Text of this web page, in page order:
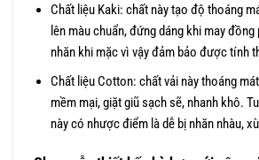
Chất liệu Kaki: chất này tạo độ thoáng
lên màu chuẩn, đứng dáng khi may
nhăn khi mặc vì vậy đảm bảo được tính
Chất liệu Cotton: chất vải này thoáng
mềm mại, giặt giũ sạch sẽ, nhanh khô.
này có nhược điểm là dễ bị nhăn nhàu,